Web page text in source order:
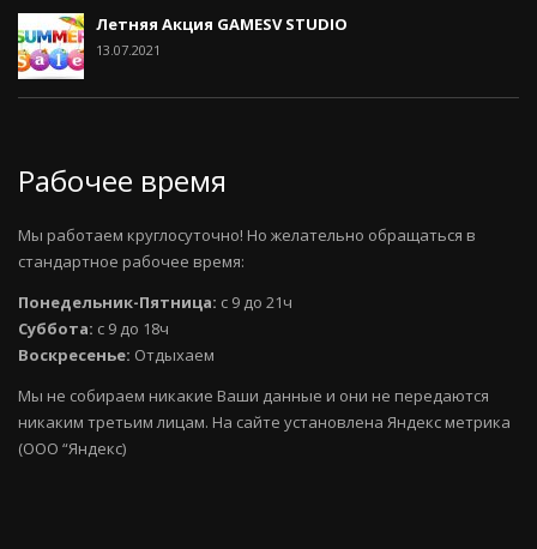
Летняя Акция GAMESV STUDIO
13.07.2021
Рабочее время
Мы работаем круглосуточно! Но желательно обращаться в
стандартное рабочее время:
Понедельник-Пятница: с 9 до 21ч
Суббота: с 9 до 18ч
Воскресенье: Отдыхаем
Мы не собираем никакие Ваши данные и они не передаются
никаким третьим лицам. На сайте установлена Яндекс метрика
(ООО “Яндекс)